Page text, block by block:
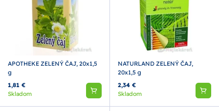
APOTHEKE ZELENÝ ČAJ, 20x1,5
g
1,81 €
Skladom
NATURLAND ZELENÝ ČAJ,
20x1,5 g
2,34 €
Skladom